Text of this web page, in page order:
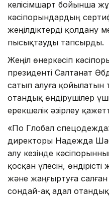
келісімшарт бойынша
кәсіпорындардың
жеңілдіктерді қолдану
пысықтауды тапсырды.
Жеңіл өнеркәсіп
президенті Салтанат
сатып алуға қойылатын
отандық өндірушілер
ерекшелік әзірлеу
«По Глобал
директоры Надежда
алу кезінде
қосқан үлесін, өндірісті
және жаңғыртуға
сондай-ақ адал